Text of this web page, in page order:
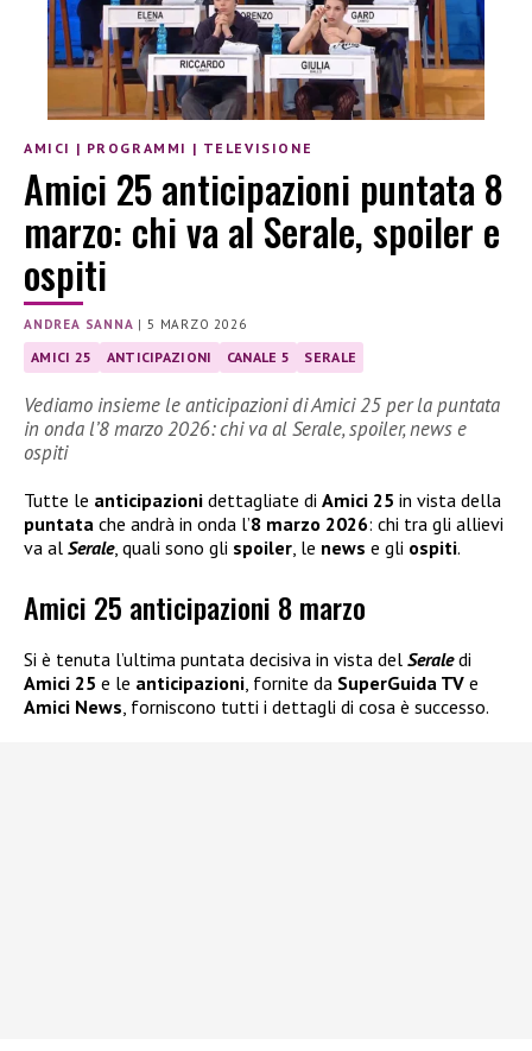
AMICI | PROGRAMMI | TELEVISIONE
Amici 25 anticipazioni puntata 8
marzo: chi va al Serale, spoiler e
ospiti
ANDREA SANNA |5 MARZO 2026
AMICI 25 ANTICIPAZIONI CANALE 5 SERALE
Vediamo insieme le anticipazioni di Amici 25 per la puntata
in onda l’8 marzo 2026: chi va al Serale, spoiler, news e
ospiti
Tutte le anticipazioni dettagliate di Amici 25 in vista della
puntata che andrà in onda l’8 marzo 2026: chi tra gli allievi
va al Serale, quali sono gli spoiler , le news e gli ospiti.
Amici 25 anticipazioni 8 marzo
Si è tenuta l’ultima puntata decisiva in vista del Seraledi
Amici 25 e le anticipazioni, fornite da SuperGuida TV e
Amici News, forniscono tutti i dettagli di cosa è successo.